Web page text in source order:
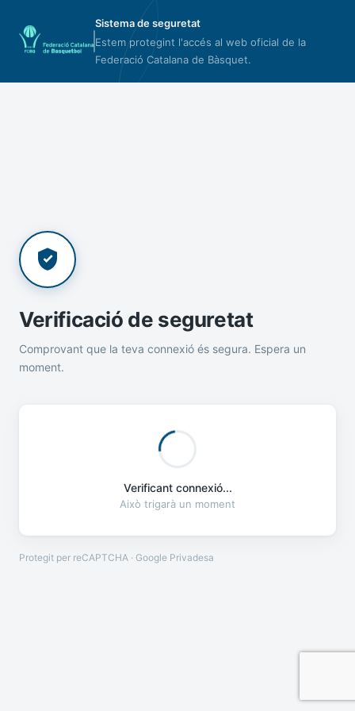
Sistema de seguretat
Estem protegint l'accés al web oficial de la
Federació Catalana de Bàsquet.
Verificació de seguretat
Comprovant que la teva connexió és segura. Espera un
moment.
Verificant connexió...
Això trigarà un moment
Protegit per reCAPTCHA · Google Privadesa